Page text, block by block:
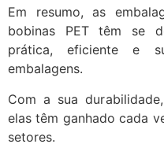
Em resumo, as
bobinas PET têm se
prática, eficiente e
embalagens.
Com a sua
elas têm ganhado cada
setores.